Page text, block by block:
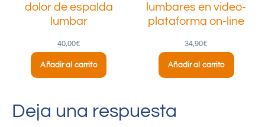
dolor de espalda
lumbar
40,00€
Añadir al carrito
lumbares en video-
plataforma on-line
34,90€
Añadir al carrito
Deja una respuesta